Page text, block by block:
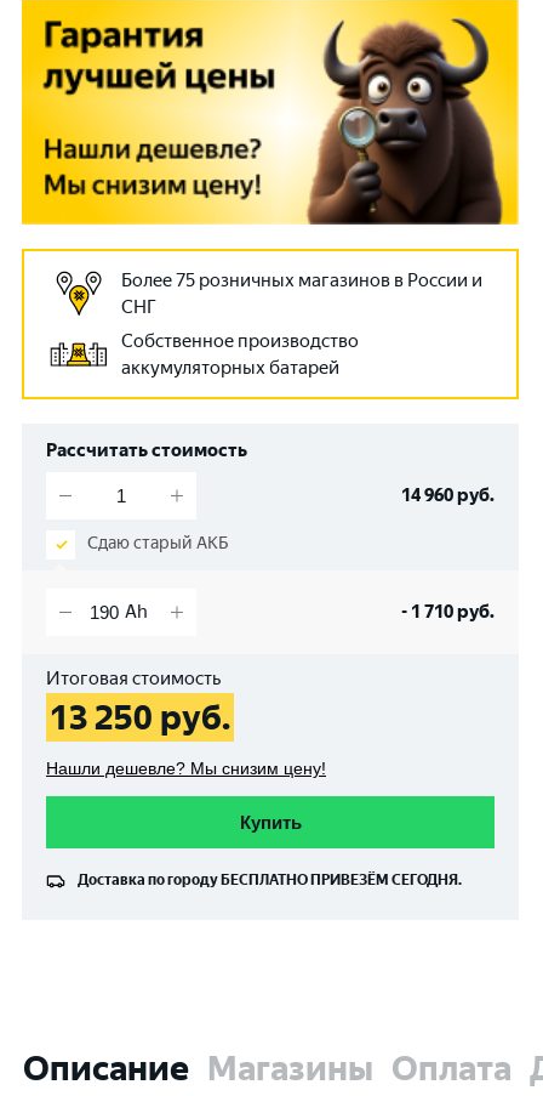
Более 75 розничных магазинов в России и
СНГ
Собственное производство
аккумуляторных батарей
Рассчитать стоимость
14 960руб.
Сдаю старый АКБ
- 1 710руб.
Итоговая стоимость
13 250 руб.
Нашли дешевле? Мы снизим цену!
Купить
Доставка по городу БЕСПЛАТНО ПРИВЕЗЁМ СЕГОДНЯ.
Описание Магазины Оплата